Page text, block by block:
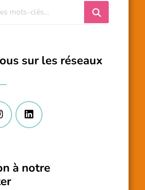
sur les réseaux
à notre